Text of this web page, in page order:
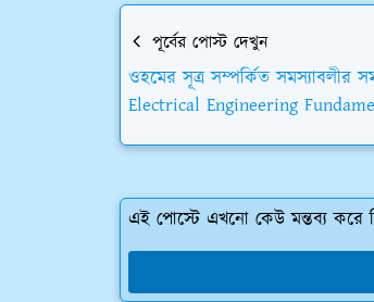
পূর্বের পোস্ট দেখুন
ওহমের সূত্র সম্পর্কিত সমস্যাবলীর
Electrical Engineering
এই পোস্টে এখনো কেউ মন্তব্য করে